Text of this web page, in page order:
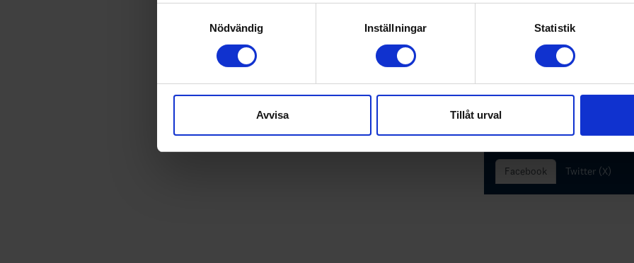
Identifiera din enhet genom att aktivt skanna den för specifika kännetecken
Ta reda på mer om hur dina personliga uppgifter behandlas och ställ in dina preferenser i
eller dra tillbaka ditt samtycke när som helst från cookie-förklaringen.
sociala medier och analysera vår trafik. Vi vidarebefordrar även sådana identifierare och
till de sociala medier och annons- och analysföretag som vi samarbetar med. Dessa kan i
Nödvändig
Inställningar Statistik
Avvisa Tillåt urvalFölj oss i sociala
medier
Facebook Twitter (X)